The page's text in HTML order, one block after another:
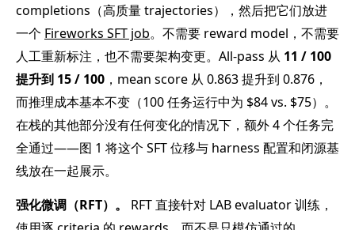
completions（高质量 trajectories），然后把它们放进
一个 Fireworks SFT job。不需要 reward model，不需要
人工重新标注，也不需要架构变更。All-pass 从 11 / 100
提升到 15 / 100 ，mean score 从 0.863 提升到 0.876，
而推理成本基本不变（100 任务运行中为 $84 vs. $75）。
在栈的其他部分没有任何变化的情况下，额外 4 个任务完
全通过——图 1 将这个 SFT 位移与 harness 配置和闭源基
线放在一起展示。
强化微调（RFT）。
RFT 直接针对 LAB evaluator 训练，